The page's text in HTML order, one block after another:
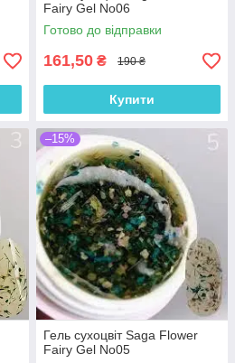
Fairy Gel No06
Готово до відправки
161,50 ₴ 190 ₴
Купити
–15%
Гель сухоцвіт Saga Flower
Fairy Gel No05